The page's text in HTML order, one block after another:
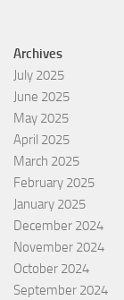
Archives
July 2025
June 2025
May 2025
April 2025
March 2025
February 2025
January 2025
December 2024
November 2024
October 2024
September 2024